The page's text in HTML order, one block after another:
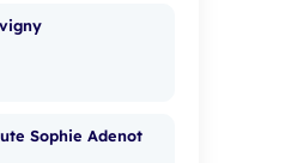
Sophie Adenot